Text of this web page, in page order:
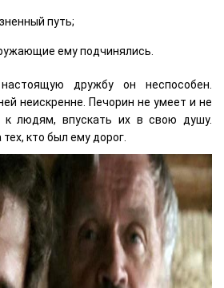
путь;
ему подчинялись.
дружбу он неспособен.
неискренне. Печорин не умеет и не
к людям, впускать их в свою душу.
кто был ему дорог.